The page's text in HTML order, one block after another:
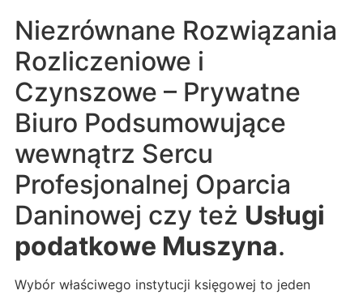
Niezrównane Rozwiązania
Rozliczeniowe i
Czynszowe – Prywatne
Biuro Podsumowujące
wewnątrz Sercu
Profesjonalnej Oparcia
Daninowej czy też Usługi
podatkowe Muszyna.
Wybór właściwego instytucji księgowej to jeden